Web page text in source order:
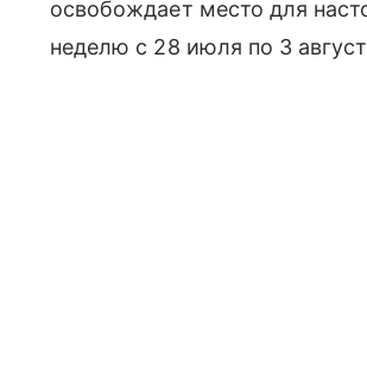
освобождает место для
неделю с 28 июля по 3